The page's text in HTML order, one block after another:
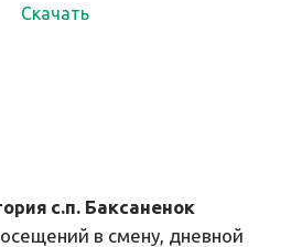
Скачать
в смену, дневной